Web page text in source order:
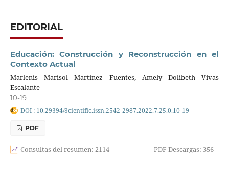
EDITORIAL
Educación: Construcción y Reconstrucción en el
Contexto Actual
Marlenis Marisol Martínez Fuentes, Amely Dolibeth Vivas
Escalante
10-19
DOI : 10.29394/Scientific.issn.2542-2987.2022.7.25.0.10-19
PDF
Consultas del resumen: 2114 PDF Descargas: 356